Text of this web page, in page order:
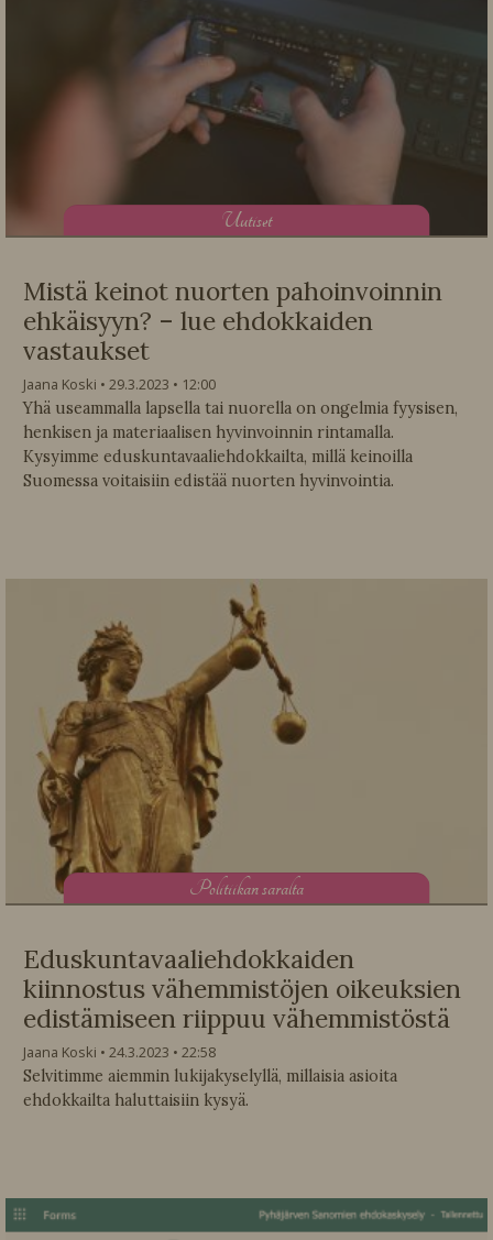
Uutiset
Mistä keinot nuorten pahoinvoinnin
ehkäisyyn? – lue ehdokkaiden
vastaukset
Jaana Koski 29.3.2023
12:00
Yhä useammalla lapsella tai nuorella on ongelmia fyysisen,
henkisen ja materiaalisen hyvinvoinnin rintamalla.
Kysyimme eduskuntavaaliehdokkailta, millä keinoilla
Suomessa voitaisiin edistää nuorten hyvinvointia.
Politiikan saralta
Eduskuntavaaliehdokkaiden
kiinnostus vähemmistöjen oikeuksien
edistämiseen riippuu vähemmistöstä
Jaana Koski 24.3.2023
22:58
Selvitimme aiemmin lukijakyselyllä, millaisia asioita
ehdokkailta haluttaisiin kysyä.